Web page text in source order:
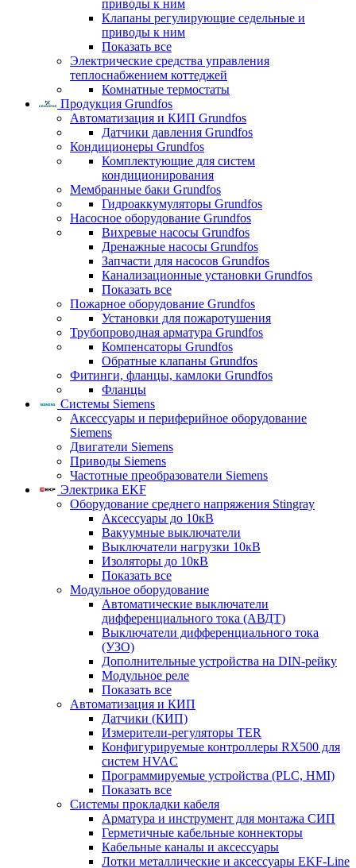
приводы к ним
Клапаны регулирующие седельные и
приводы к ним
Показать все
Электрические средства управления
теплоснабжением коттеджей
Комнатные термостаты
Продукция Grundfos
Автоматизация и КИП Grundfos
Датчики давления Grundfos
Кондиционеры Grundfos
Комплектующие для систем
кондиционирования
Мембранные баки Grundfos
Гидроаккумуляторы Grundfos
Насосное оборудование Grundfos
Вихревые насосы Grundfos
Дренажные насосы Grundfos
Запчасти для насосов Grundfos
Канализационные установки Grundfos
Показать все
Пожарное оборудование Grundfos
Установки для пожаротушения
Трубопроводная арматура Grundfos
Компенсаторы Grundfos
Обратные клапаны Grundfos
Фитинги, фланцы, камлоки Grundfos
Фланцы
Системы Siemens
Аксессуары и периферийное оборудование
Siemens
Двигатели Siemens
Приводы Siemens
Частотные преобразователи Siemens
Электрика EKF
Оборудование среднего напряжения Stingray
Аксессуары до 10кВ
Вакуумные выключатели
Выключатели нагрузки 10кВ
Изоляторы до 10кВ
Показать все
Модульное оборудование
Автоматические выключатели
дифференциального тока (АВДТ)
Выключатели дифференциального тока
(УЗО)
Дополнительные устройства на DIN-рейку
Модульное реле
Показать все
Автоматизация и КИП
Датчики (КИП)
Измерители-регуляторы TER
Конфигурируемые контроллеры RX500 для
систем HVAC
Программируемые устройства (PLC, HMI)
Показать все
Системы прокладки кабеля
Арматура и инструмент для монтажа СИП
Герметичные кабельные коннекторы
Кабельные каналы и аксессуары
Лотки металлические и аксессуары EKF-Line